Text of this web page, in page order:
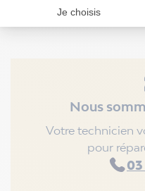
Nous
Votre technicien
pour
03